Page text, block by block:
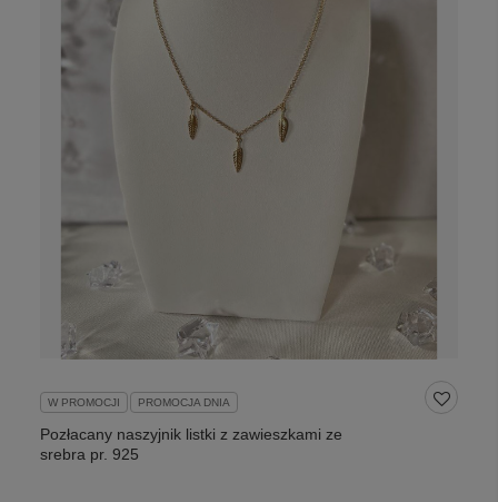
W PROMOCJI PROMOCJA DNIA
Pozłacany naszyjnik listki z zawieszkami ze
srebra pr. 925